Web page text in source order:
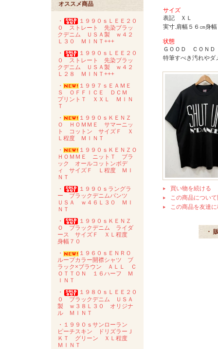
オススメ商品
・
１９９０ｓＬＥＥ２０
０ ストレート 先染ブラッ
クデニム ＵＳＡ製 ｗ４２
Ｌ３０ ＭＩＮＴ+++
・
１９９０ｓＬＥＥ２０
０ ストレート 先染ブラッ
クデニム ＵＳＡ製 ｗ４２
Ｌ２８ ＭＩＮＴ+++
・
１９９７ｓＥＡＭＥ
Ｓ ＯＦＦＩＣＥ ＤＣＭ
プリントＴ ＸＸＬ ＭＩＮ
Ｔ
・
１９９０ｓＫＥＮＺ
Ｏ ＨＯＭＭＥ サマーニッ
ト コットン サイズＦ Ｘ
Ｌ程度 ＭＩＮＴ
・
１９９０ｓＫＥＮＺＯ
ＨＯＭＭＥ ニットＴ ブラ
ック オールコットンボデ
ィ サイズＦ Ｌ程度 ＭＩ
ＮＴ
・
１９９０ｓラングラ
ー ブラックデニムパンツ
ＵＳＡ ｗ４６Ｌ３０ ＭＩ
ＮＴ
・
１９９０ｓＫＥＮＺ
Ｏ ブラックデニム ライダ
ース サイズＦ ＸＬ程度
身幅７０
・
１９６０ｓＥＮＲＯ
ループカラー開襟シャツ ブ
ラック×ブラウン ＡＬＬ Ｃ
ＯＴＴＯＮ １６ハーフ Ｍ
ＩＮＴ
・
１９８０ｓＬＥＥ２０
０ ブラックデニム ＵＳＡ
製 ｗ３８Ｌ３０ オリジナ
ル ＭＩＮＴ
・１９９０ｓサンローラン
ピーチスキン ドリズラーＪ
ＫＴ グリーン ＸＬ程度
ＭＩＮＴ
サイズ
表記 ＸＬ
実寸.肩幅５６㎝身
状態
ＧＯＯＤ ＣＯＮＤ
特筆すべき汚れやダ
買い物を続ける
この商品につい
この商品を友達
・